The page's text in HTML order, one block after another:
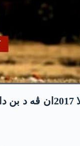
عه‌شیرێن عه‌ره‌بێن ل پارێزگەها رەققا یا